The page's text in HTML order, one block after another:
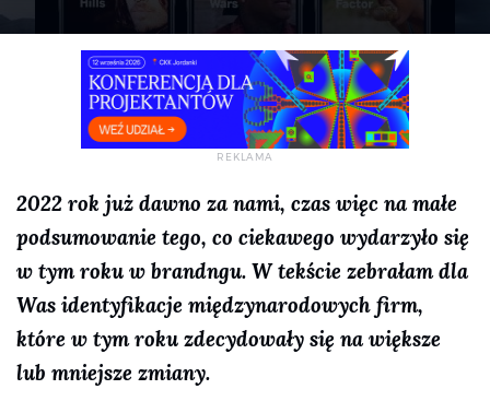
2022 rok już dawno za nami, czas więc na małe
podsumowanie tego, co ciekawego wydarzyło się
w tym roku w brandngu. W tekście zebrałam dla
Was identyfikacje międzynarodowych firm,
które w tym roku zdecydowały się na większe
lub mniejsze zmiany.